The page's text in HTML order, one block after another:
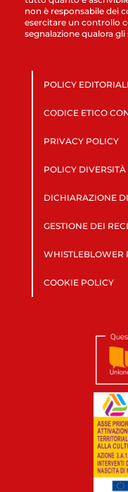
non è responsabile dei
esercitare un controllo
segnalazione qualora
POLICY
CODICE ETICO
PRIVACY POLICY
POLICY DIVERSITÀ
DICHIARAZIONE
GESTIONE DEI
WHISTLEBLOWER
COOKIE POLICY